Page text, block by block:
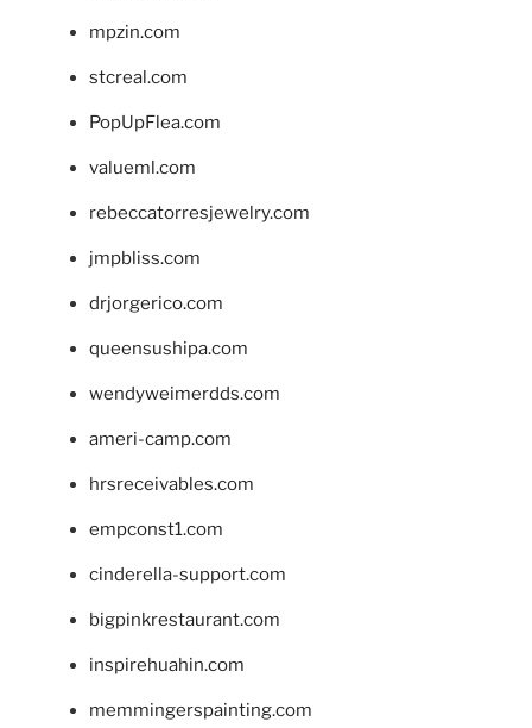
mpzin.com
stcreal.com
PopUpFlea.com
valueml.com
rebeccatorresjewelry.com
jmpbliss.com
drjorgerico.com
queensushipa.com
wendyweimerdds.com
ameri-camp.com
hrsreceivables.com
empconst1.com
cinderella-support.com
bigpinkrestaurant.com
inspirehuahin.com
memmingerspainting.com